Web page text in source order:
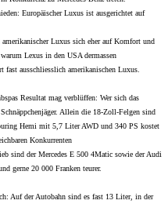
Europäischer Luxus ist ausgerichtet auf
Luxus sich eher auf Komfort und
Lexus in den USA dermassen
ausschliesslich amerikanischen Luxus.
as Resultat mag verblüffen: Wer sich das
Allein die 18-Zoll-Felgen sind
Hemi mit 5,7 Liter AWD und 340 PS kostet
Konkurrenten
sind der Mercedes E 500 4Matic sowie der Audi
gerne 20 000 Franken teurer.
Auf der Autobahn sind es fast 13 Liter, in der